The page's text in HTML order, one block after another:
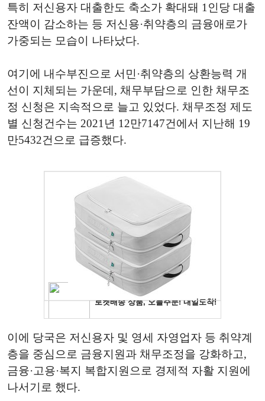
특히 저신용자 대출한도 축소가 확대돼 1인당 대출
잔액이 감소하는 등 저신용·취약층의 금융애로가
가중되는 모습이 나타났다.
여기에 내수부진으로 서민·취약층의 상환능력 개
선이 지체되는 가운데, 채무부담으로 인한 채무조
정 신청은 지속적으로 늘고 있었다. 채무조정 제도
별 신청건수는 2021년 12만7147건에서 지난해 19
만5432건으로 급증했다.
이에 당국은 저신용자 및 영세 자영업자 등 취약계
층을 중심으로 금융지원과 채무조정을 강화하고,
금융·고용·복지 복합지원으로 경제적 자활 지원에
나서기로 했다.